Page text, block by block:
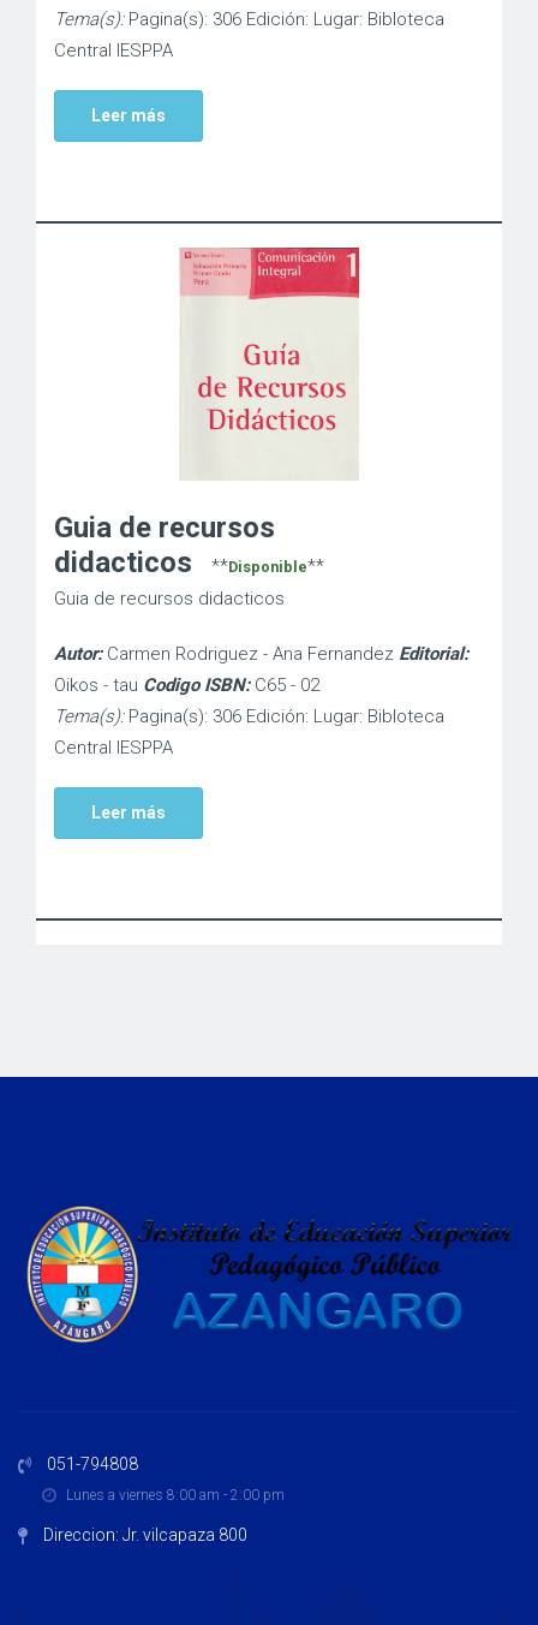
Tema(s):Pagina(s): 306 Edición: Lugar: Bibloteca
Central IESPPA
Leer más
Guia de recursos
didacticos **Disponible**
Guia de recursos didacticos
Autor:Carmen Rodriguez - Ana Fernandez Editorial:
Oikos - tau Codigo ISBN:C65 - 02
Tema(s):Pagina(s): 306 Edición: Lugar: Bibloteca
Central IESPPA
Leer más
051-794808
Lunes a viernes 8:00 am - 2:00 pm
Direccion: Jr. vilcapaza 800